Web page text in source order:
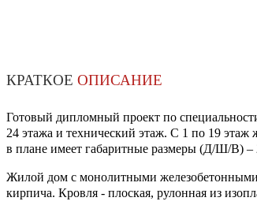
КРАТКОЕ ОПИСАНИЕ
Готовый дипломный проект по
24 этажа и технический этаж. С 1 по 19 этаж
в плане имеет габаритные размеры (Д/Ш/В) –
Жилой дом с монолитными
кирпича. Кровля - плоская, рулонная из